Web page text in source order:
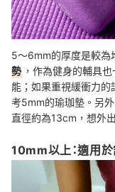
5〜6mm的厚度是較為
勢 ，作為健身的輔具
能；如果重視緩衝力
考5mm的瑜珈墊。另
直徑約為13cm，想外
10mm以上：適用